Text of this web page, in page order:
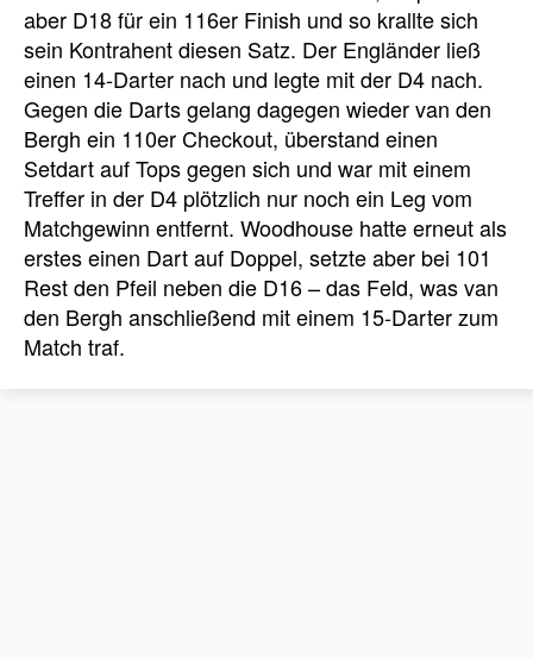
aber D18 für ein 116er Finish und so krallte sich
sein Kontrahent diesen Satz. Der Engländer ließ
einen 14-Darter nach und legte mit der D4 nach.
Gegen die Darts gelang dagegen wieder van den
Bergh ein 110er Checkout, überstand einen
Setdart auf Tops gegen sich und war mit einem
Treffer in der D4 plötzlich nur noch ein Leg vom
Matchgewinn entfernt. Woodhouse hatte erneut als
erstes einen Dart auf Doppel, setzte aber bei 101
Rest den Pfeil neben die D16 – das Feld, was van
den Bergh anschließend mit einem 15-Darter zum
Match traf.